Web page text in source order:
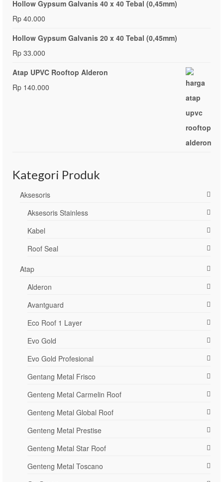
Hollow Gypsum Galvanis 40 x 40 Tebal (0,45mm)
Rp 40.000
Hollow Gypsum Galvanis 20 x 40 Tebal (0,45mm)
Rp 33.000
Atap UPVC Rooftop Alderon
Rp 140.000
Kategori Produk
Aksesoris
Aksesoris Stainless
Kabel
Roof Seal
Atap
Alderon
Avantguard
Eco Roof 1 Layer
Evo Gold
Evo Gold Profesional
Gentang Metal Frisco
Genteng Metal Carmelin Roof
Genteng Metal Global Roof
Genteng Metal Prestise
Genteng Metal Star Roof
Genteng Metal Toscano